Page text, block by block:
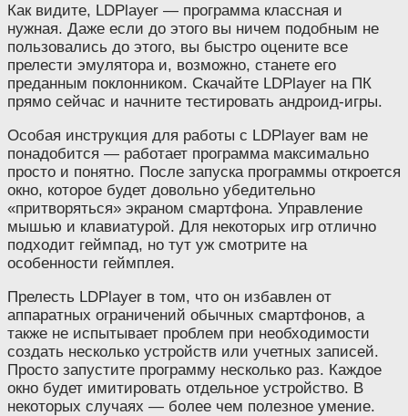
Как видите, LDPlayer — программа классная и
нужная. Даже если до этого вы ничем подобным не
пользовались до этого, вы быстро оцените все
прелести эмулятора и, возможно, станете его
преданным поклонником. Скачайте LDPlayer на ПК
прямо сейчас и начните тестировать андроид-игры.
Особая инструкция для работы с LDPlayer вам не
понадобится — работает программа максимально
просто и понятно. После запуска программы откроется
окно, которое будет довольно убедительно
«притворяться» экраном смартфона. Управление
мышью и клавиатурой. Для некоторых игр отлично
подходит геймпад, но тут уж смотрите на
особенности геймплея.
Прелесть LDPlayer в том, что он избавлен от
аппаратных ограничений обычных смартфонов, а
также не испытывает проблем при необходимости
создать несколько устройств или учетных записей.
Просто запустите программу несколько раз. Каждое
окно будет имитировать отдельное устройство. В
некоторых случаях — более чем полезное умение.